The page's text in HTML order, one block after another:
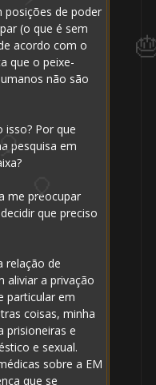
posições de poder
(o que é sem
acordo com o
que o peixe-
não são
isso? Por que
pesquisa em
me preocupar
que preciso
relação de
aliviar a privação
particular em
coisas, minha
prisioneiras e
e sexual.
sobre a EM
que se